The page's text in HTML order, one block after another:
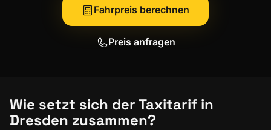
Fahrpreis berechnen
Preis anfragen
Wie setzt sich der Taxitarif in
Dresden zusammen?